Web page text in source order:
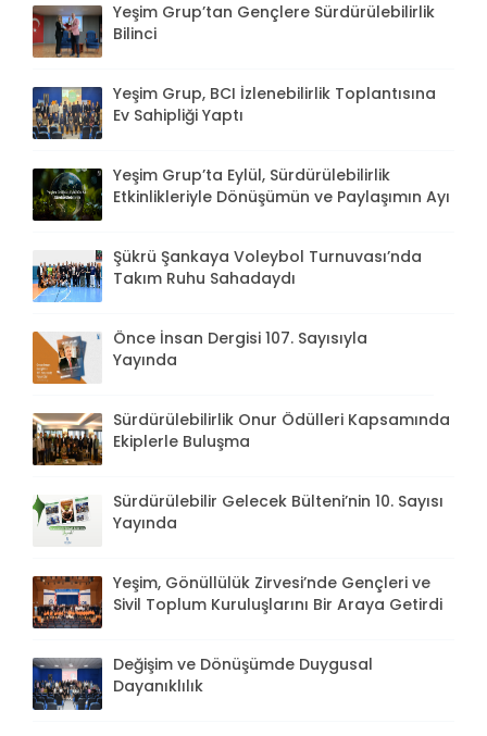
Yeşim Grup’tan Gençlere Sürdürülebilirlik
Bilinci
Yeşim Grup, BCI İzlenebilirlik Toplantısına
Ev Sahipliği Yaptı
Yeşim Grup’ta Eylül, Sürdürülebilirlik
Etkinlikleriyle Dönüşümün ve Paylaşımın Ayı
Şükrü Şankaya Voleybol Turnuvası’nda
Takım Ruhu Sahadaydı
Önce İnsan Dergisi 107. Sayısıyla
Yayında
Sürdürülebilirlik Onur Ödülleri Kapsamında
Ekiplerle Buluşma
Sürdürülebilir Gelecek Bülteni’nin 10. Sayısı
Yayında
Yeşim, Gönüllülük Zirvesi’nde Gençleri ve
Sivil Toplum Kuruluşlarını Bir Araya Getirdi
Değişim ve Dönüşümde Duygusal
Dayanıklılık